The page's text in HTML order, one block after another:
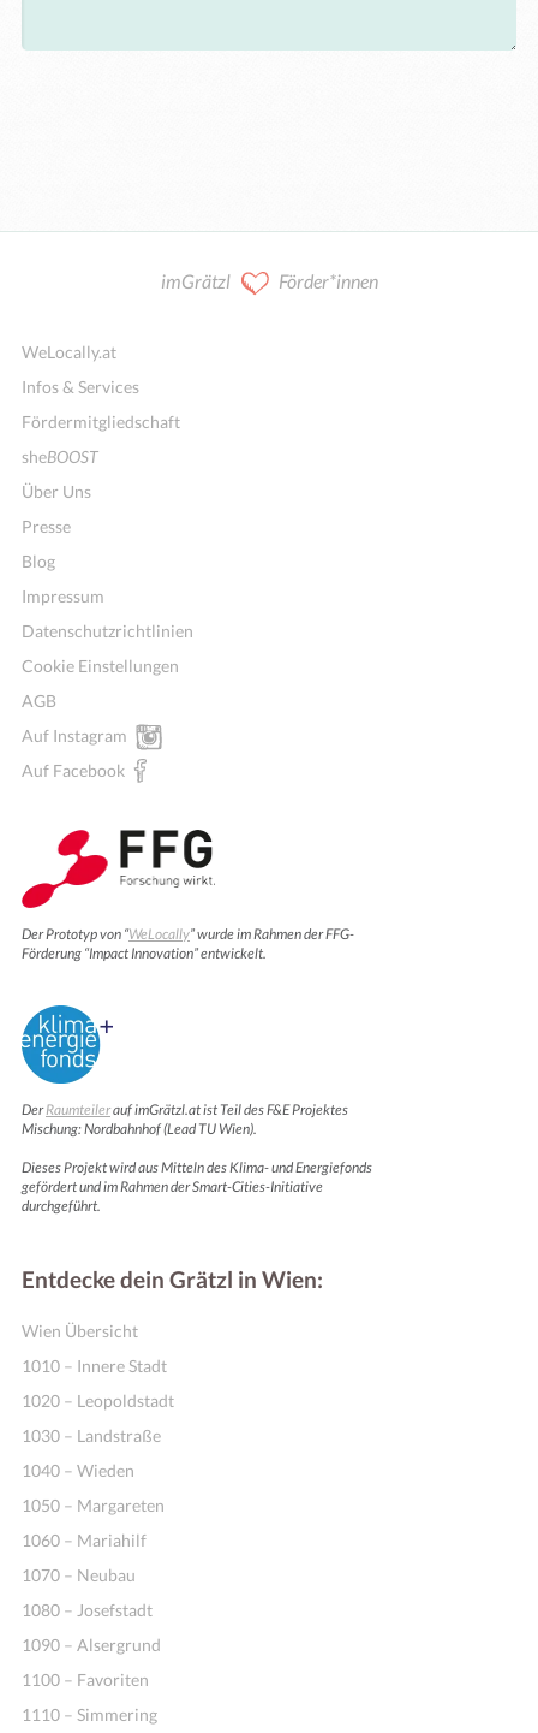
imGrätzl Förder*innen
WeLocally.at
Infos & Services
Fördermitgliedschaft
sheBOOST
Über Uns
Presse
Blog
Impressum
Datenschutzrichtlinien
Cookie Einstellungen
AGB
Auf Instagram
Auf Facebook
Der Prototyp von “WeLocally” wurde im Rahmen der FFG-
Förderung “Impact Innovation” entwickelt.
DerRaumteilerauf imGrätzl.at ist Teil des F&E Projektes
Mischung: Nordbahnhof (Lead TU Wien).
Dieses Projekt wird aus Mitteln des Klima- und Energiefonds
gefördert und im Rahmen der Smart-Cities-Initiative
durchgeführt.
Entdecke dein Grätzl in Wien:
Wien Übersicht
1010 – Innere Stadt
1020 – Leopoldstadt
1030 – Landstraße
1040 – Wieden
1050 – Margareten
1060 – Mariahilf
1070 – Neubau
1080 – Josefstadt
1090 – Alsergrund
1100 – Favoriten
1110 – Simmering